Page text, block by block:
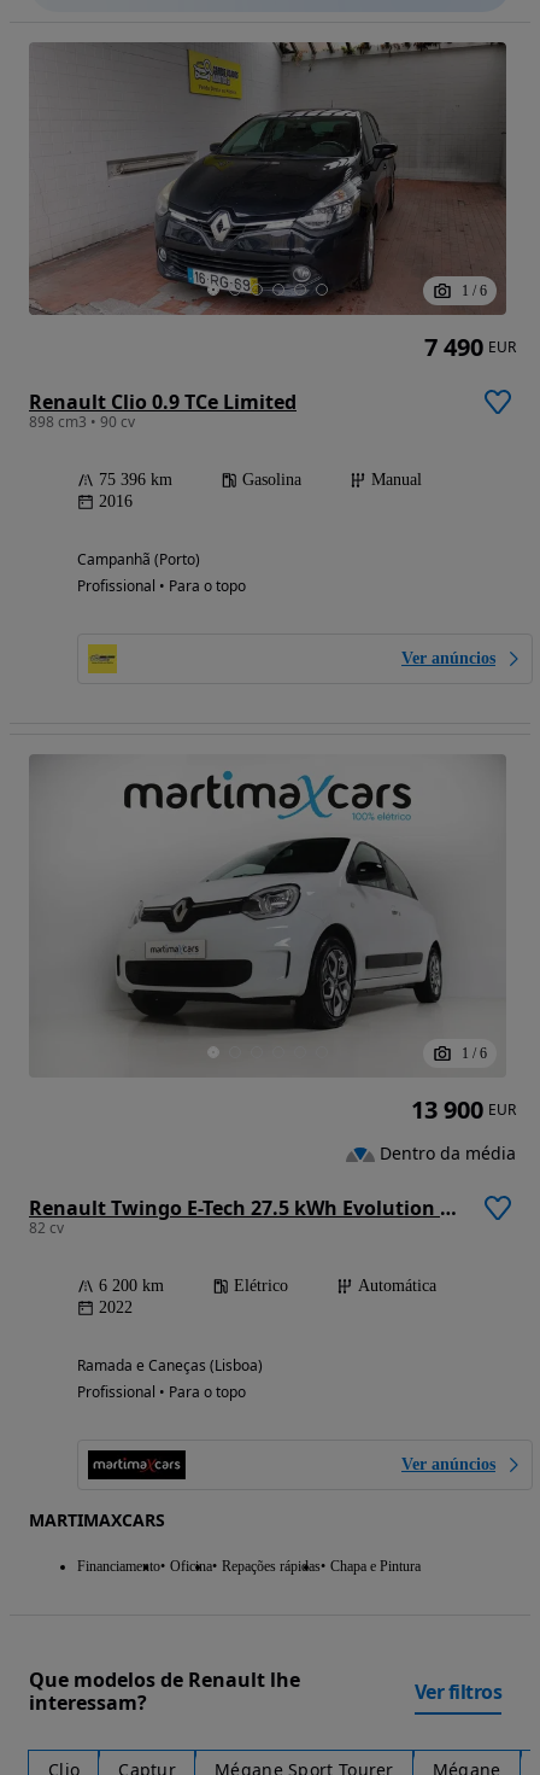
1 / 6
Renault Clio 0.9 TCe Limited
898 cm3 • 90 cv
75 396 km Gasolina
Manual
2016
Campanhã (Porto)
Profissional • Para o topo
Ver anúncios
7 490 EUR
1 / 6
Renault Twingo E-Tech 27.5 kWh Evolution Autonomia Urbana
82 cv
6 200 km Elétrico
Automática
2022
Ramada e Caneças (Lisboa)
Profissional • Para o topo
Ver anúncios
MARTIMAXCARS
Financiamento Oficina Repações rápidas Chapa e Pintura
13 900 EUR
Dentro da média
Que modelos de Renault lhe
interessam?
Ver filtros
Clio Captur Mégane Sport Tourer Mégane